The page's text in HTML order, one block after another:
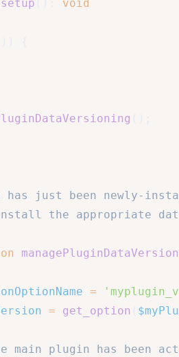
setup
void
has just been newly-
the appropriate
=
= get_option
plugin has been